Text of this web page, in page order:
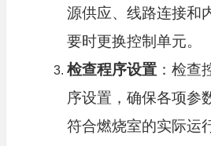
源供应、线路连接和
要时更换控制单元。
检查程序设置：检查
序设置，确保各项参
符合燃烧室的实际运